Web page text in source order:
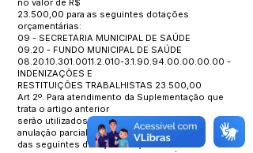
no valor de R$
23.500,00 para as seguintes dotações
orçamentárias:
09 - SECRETARIA MUNICIPAL DE SAÚDE
09.20 - FUNDO MUNICIPAL DE SAÚDE
08.20.10.301.0011.2.010-3.1.90.94.00.00.00.00 -
INDENIZAÇÕES E
RESTITUIÇÕES TRABALHISTAS 23.500,00
Art 2º. Para atendimento da Suplementação que
trata o artigo anterior
serão utilizados recursos provenientes da
anulação parcial e/ou total
das seguintes dotações orçamentárias: